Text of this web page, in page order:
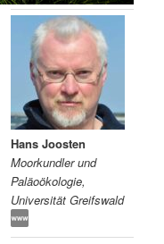
Hans Joosten
Moorkundler und
Paläoökologie,
Universität Greifswald